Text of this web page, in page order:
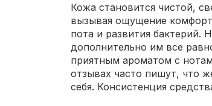
Кожа становится чистой,
вызывая ощущение
пота и развития бактерий.
дополнительно им все
приятным ароматом с
отзывах часто пишут, что
себя. Консистенция